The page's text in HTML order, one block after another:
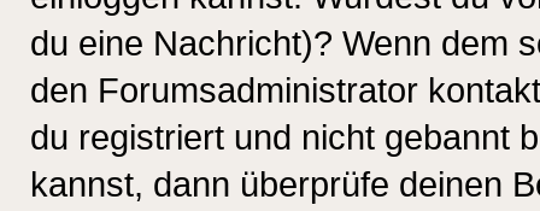
du eine Nachricht)? Wenn dem
den Forumsadministrator
du registriert und nicht gebannt
kannst, dann überprüfe deinen